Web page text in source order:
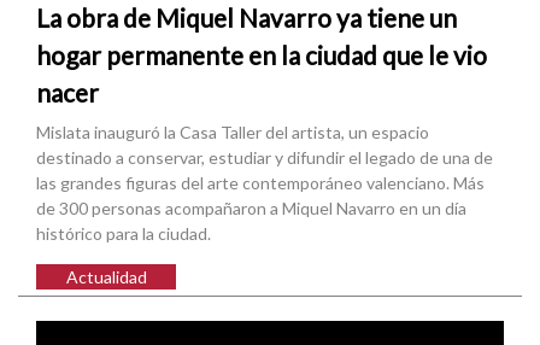
La obra de Miquel Navarro ya tiene un
hogar permanente en la ciudad que le vio
nacer
Mislata inauguró la Casa Taller del artista, un espacio
destinado a conservar, estudiar y difundir el legado de una de
las grandes figuras del arte contemporáneo valenciano. Más
de 300 personas acompañaron a Miquel Navarro en un día
histórico para la ciudad.
Actualidad